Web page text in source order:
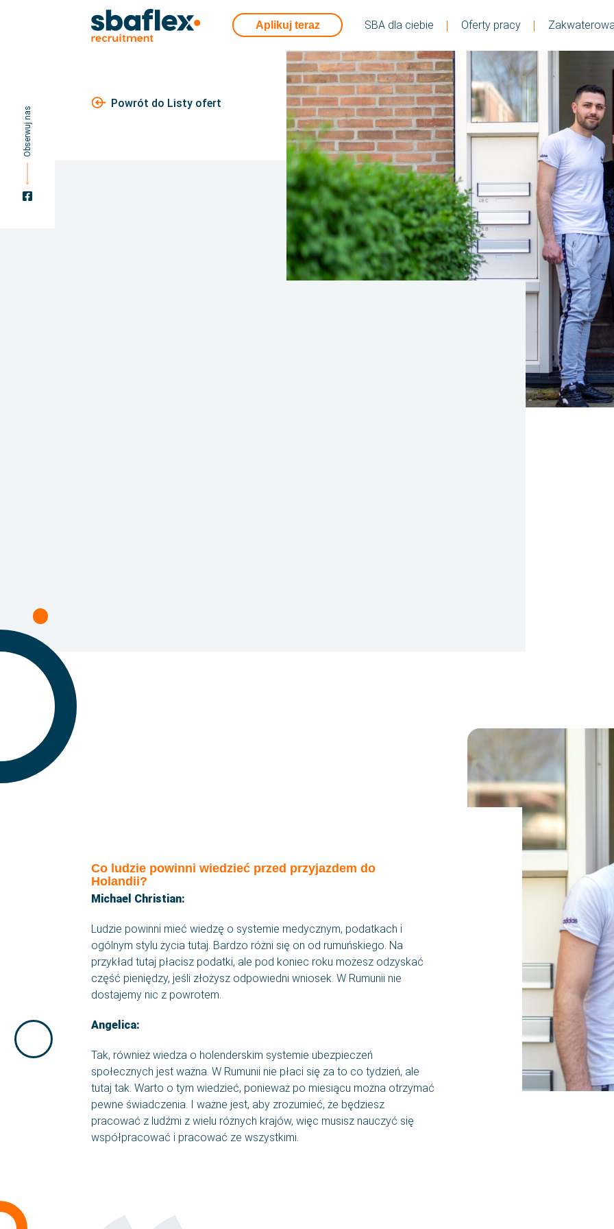
Aplikuj teraz SBA dla ciebie Oferty pracy
Obserwuj nas
Powrót do Listy ofert
Co ludzie powinni wiedzieć przed przyjazdem do
Holandii?
Michael Christian:
Ludzie powinni mieć wiedzę o systemie medycznym, podatkach i
ogólnym stylu życia tutaj. Bardzo różni się on od rumuńskiego. Na
przykład tutaj płacisz podatki, ale pod koniec roku możesz odzyskać
część pieniędzy, jeśli złożysz odpowiedni wniosek. W Rumunii nie
dostajemy nic z powrotem.
Angelica:
Tak, również wiedza o holenderskim systemie ubezpieczeń
społecznych jest ważna. W Rumunii nie płaci się za to co tydzień, ale
tutaj tak. Warto o tym wiedzieć, ponieważ po miesiącu można otrzymać
pewne świadczenia. I ważne jest, aby zrozumieć, że będziesz
pracować z ludźmi z wielu różnych krajów, więc musisz nauczyć się
współpracować i pracować ze wszystkimi.